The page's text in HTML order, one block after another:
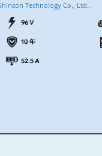
Technology Co., Ltd.。
96 V
10 年
52.5 A